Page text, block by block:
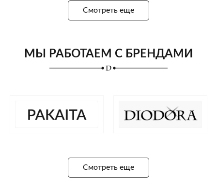
Смотреть еще
МЫ РАБОТАЕМ С БРЕНДАМИ
Смотреть еще